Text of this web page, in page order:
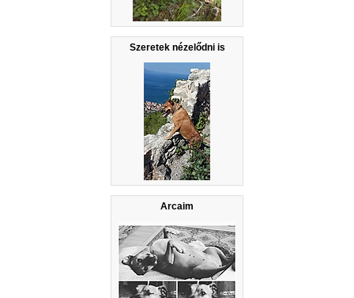
Szeretek nézelődni is
Arcaim